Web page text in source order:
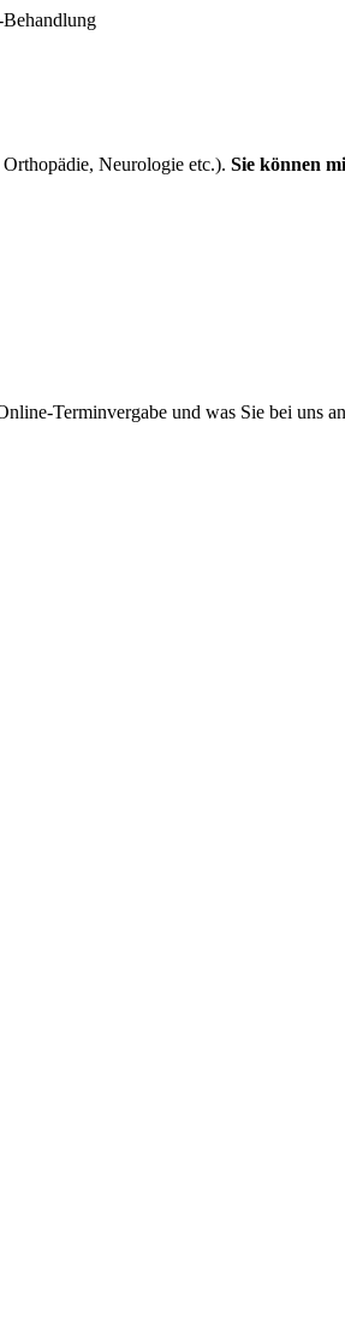
Neurologie etc.). Sie können
Terminvergabe und was Sie bei uns